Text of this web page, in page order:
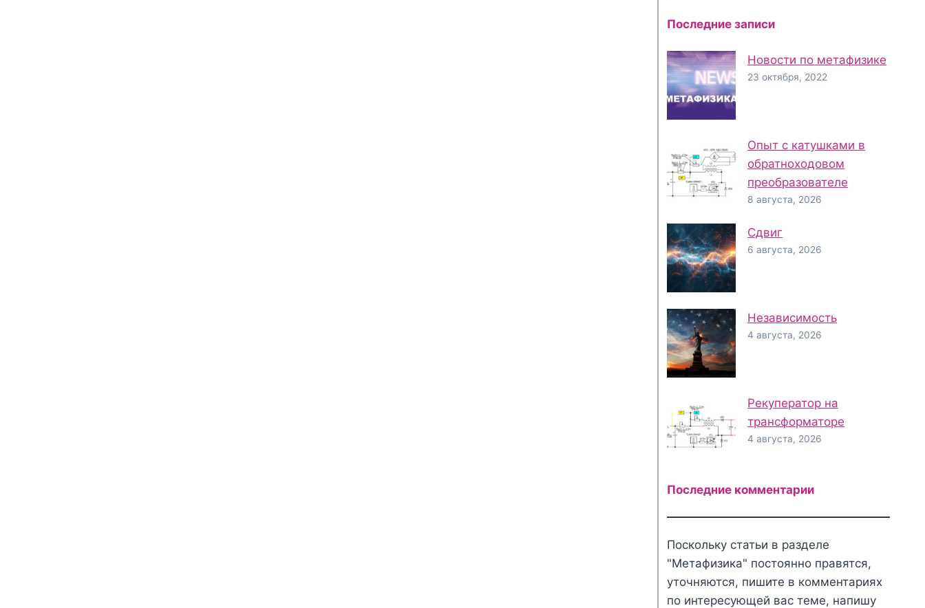
Последние записи
Новости по метафизике
23 октября, 2022
Опыт с катушками в
обратноходовом
преобразователе
8 августа, 2026
Сдвиг
6 августа, 2026
Независимость
4 августа, 2026
Рекуператор на
трансформаторе
4 августа, 2026
Последние комментарии
Поскольку статьи в разделе
"Метафизика" постоянно правятся,
уточняются, пишите в комментариях
по интересующей вас теме, напишу